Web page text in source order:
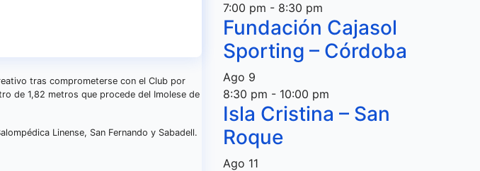
tras comprometerse con el Club por
de 1,82 metros que procede del Imolese de
Linense, San Fernando y Sabadell.
7:00 pm - 8:30 pm
Fundación Cajasol
Sporting – Córdoba
Ago 9
8:30 pm - 10:00 pm
Isla Cristina – San
Roque
Ago 11